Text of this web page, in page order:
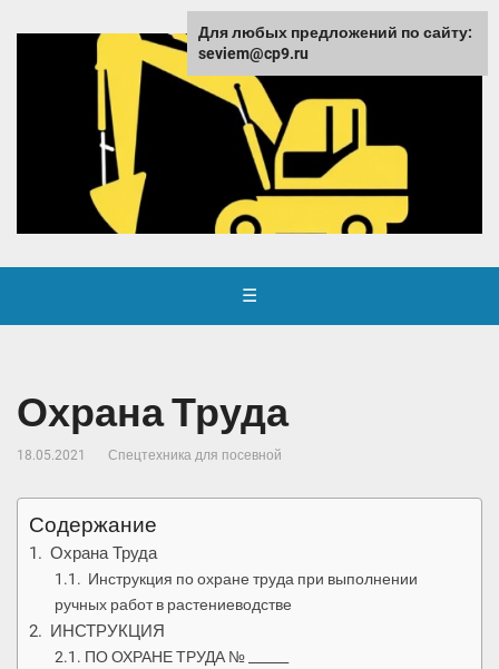
☰
Охрана Труда
18.05.2021 Спецтехника для посевной
Содержание
Охрана Труда
Инструкция по охране труда при выполнении
ручных работ в растениеводстве
ИНСТРУКЦИЯ
ПО ОХРАНЕ ТРУДА № ______
Для любых предложений по сайту:
seviem@cp9.ru